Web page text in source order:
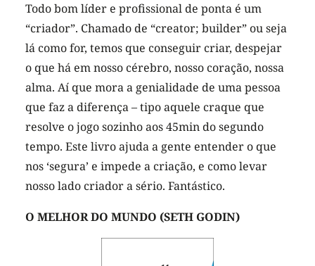
Todo bom líder e profissional de ponta é um
“criador”. Chamado de “creator; builder” ou seja
lá como for, temos que conseguir criar, despejar
o que há em nosso cérebro, nosso coração, nossa
alma. Aí que mora a genialidade de uma pessoa
que faz a diferença – tipo aquele craque que
resolve o jogo sozinho aos 45min do segundo
tempo. Este livro ajuda a gente entender o que
nos ‘segura’ e impede a criação, e como levar
nosso lado criador a sério. Fantástico.
O MELHOR DO MUNDO (SETH GODIN)